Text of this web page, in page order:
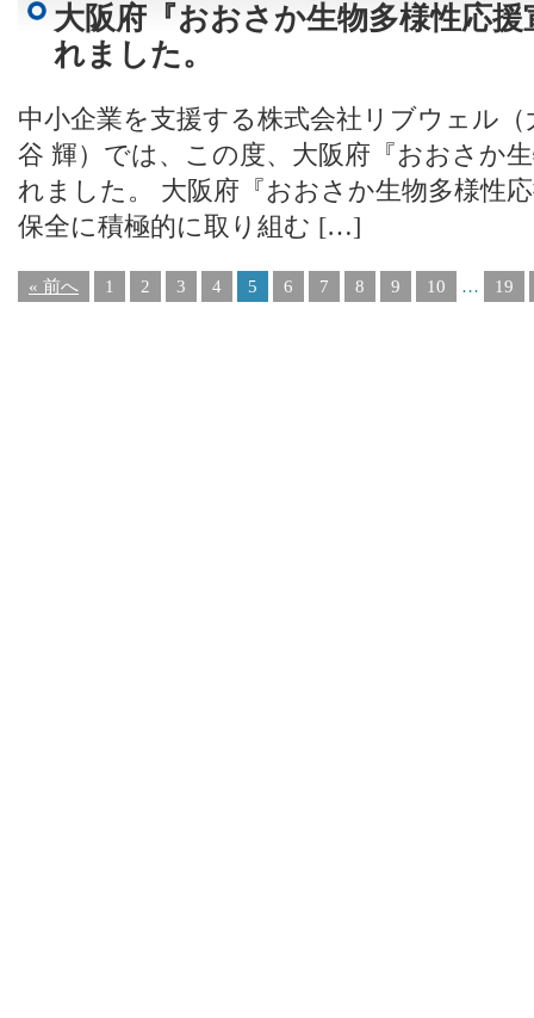
大阪府『おおさか生物多様性応
れました。
中小企業を支援する株式会社リブウェル
谷 輝）では、この度、大阪府『おおさか
れました。 大阪府『おおさか生物多様性
保全に積極的に取り組む […]
« 前へ 1 2 3 4 5 6 7 8 9 10 … 19